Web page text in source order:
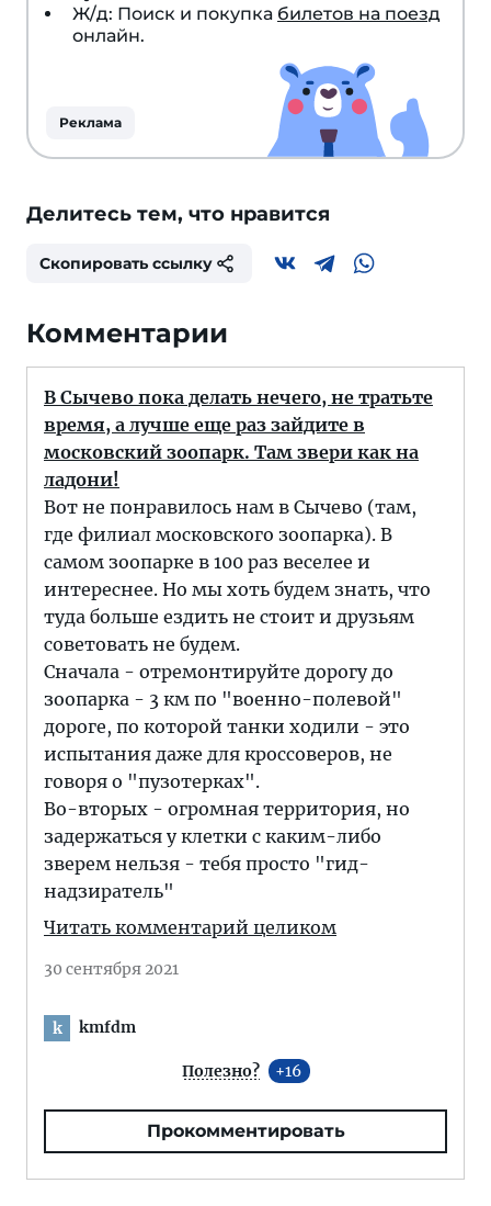
Ж/д: Поиск и покупка билетов на поезд
онлайн.
Реклама
Делитесь тем, что нравится
Скопировать ссылку
Комментарии
В Сычево пока делать нечего, не тратьте
время, а лучше еще раз зайдите в
московский зоопарк. Там звери как на
ладони!
Вот не понравилось нам в Сычево (там,
где филиал московского зоопарка). В
самом зоопарке в 100 раз веселее и
интереснее. Но мы хоть будем знать, что
туда больше ездить не стоит и друзьям
советовать не будем.
Сначала - отремонтируйте дорогу до
зоопарка - 3 км по "военно-полевой"
дороге, по которой танки ходили - это
испытания даже для кроссоверов, не
говоря о "пузотерках".
Во-вторых - огромная территория, но
задержаться у клетки с каким-либо
зверем нельзя - тебя просто "гид-
надзиратель"
Читать комментарий целиком
30 сентября 2021
k kmfdm
Полезно? 16
Прокомментировать